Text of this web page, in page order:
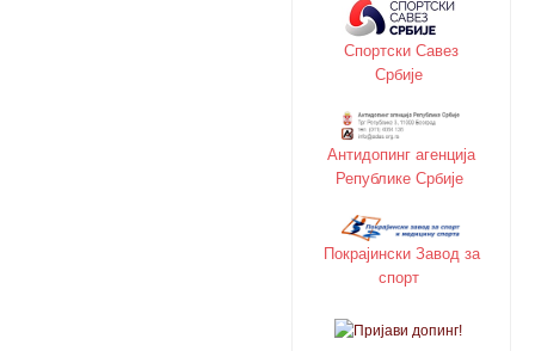
Спортски Савез
Србије
Антидопинг агенција
Републике Србије
Покрајински Завод за
спорт